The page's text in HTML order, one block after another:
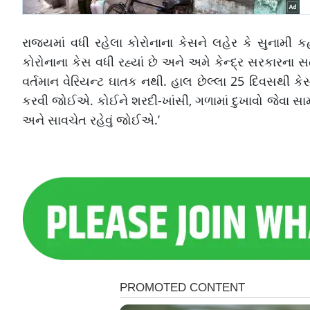
રાજ્યમાં વધી રહેલા કોરોનાના કેસને લહેર કે સુનામી
કોરોનાના કેસ વધી રહ્યાં છે અને અમે કેન્દ્ર સરકારના
વર્તમાન વેરિયન્ટ ઘાતક નથી. હાલ છેલ્લા 25
કરવી જોઈએ. કોઈને શરદી-ખાંસી, ગળામાં દુખાવો જેવા
અને સાવચેત રહેવું જોઈએ.’